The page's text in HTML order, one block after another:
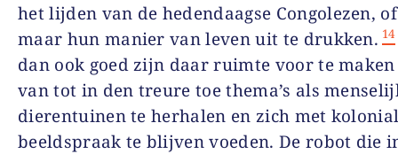
het lijden van de hedendaagse Congolezen,
maar hun manier van leven uit te drukken. 14
dan ook goed zijn daar ruimte voor te
van tot in den treure toe thema’s als
dierentuinen te herhalen en zich met
beeldspraak te blijven voeden. De robot die